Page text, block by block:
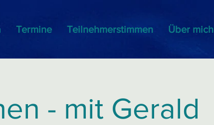
Termine Teilnehmerstimmen Über mich
- mit Gerald